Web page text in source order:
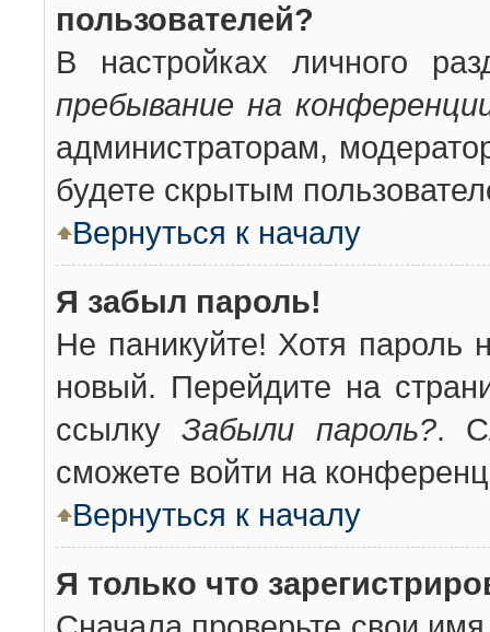
пользователей?
В настройках личного
пребывание на
администраторам,
будете скрытым
Вернуться к началу
Я забыл пароль!
Не паникуйте! Хотя пароль
новый. Перейдите на
ссылкуЗабыли пароль?.
сможете войти на
Вернуться к началу
Я только что